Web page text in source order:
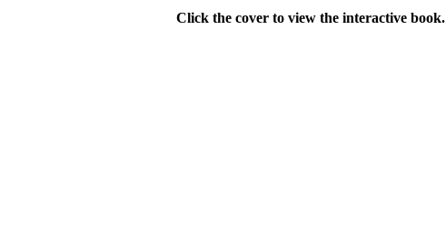
Click the cover to view the interactive book.